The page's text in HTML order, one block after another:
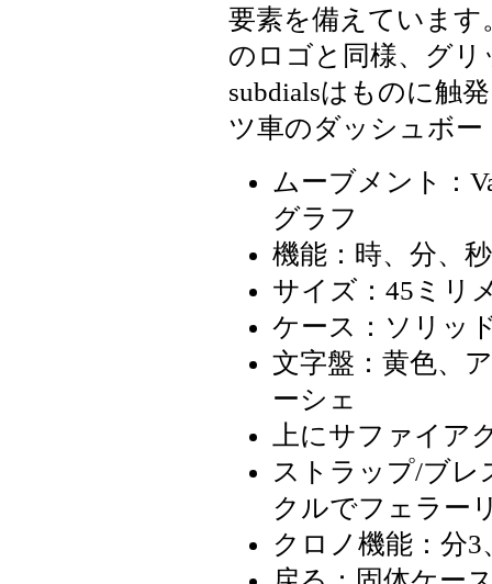
要素を備えていま
のロゴと同様、グ
subdialsはものに触
ツ車のダッシュボ
ムーブメント：
グラフ
機能：時、分、
サイズ：45ミリ
ケース：ソリッ
文字盤：黄色、
ーシェ
上にサファイア
ストラップ/ブレ
クルでフェラー
クロノ機能：分